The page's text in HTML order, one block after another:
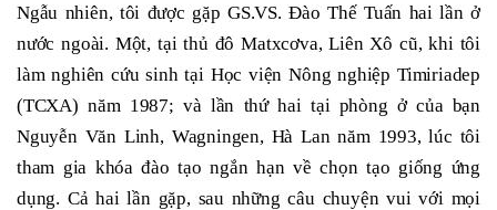
Ngẫu nhiên, tôi được gặp GS.VS. Đào Thế Tuấn hai lần ở
nước ngoài. Một, tại thủ đô Matxcơva, Liên Xô cũ, khi tôi
làm nghiên cứu sinh tại Học viện Nông nghiệp Timiriadep
(TCXA) năm 1987; và lần thứ hai tại phòng ở của bạn
Nguyễn Văn Linh, Wagningen, Hà Lan năm 1993, lúc tôi
tham gia khóa đào tạo ngắn hạn về chọn tạo giống ứng
dụng. Cả hai lần gặp, sau những câu chuyện vui với mọi